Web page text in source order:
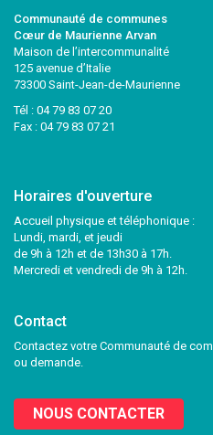
Communauté de communes
Cœur de Maurienne Arvan
Maison de l’intercommunalité
125 avenue d’Italie
73300 Saint-Jean-de-Maurienne
Tél : 04 79 83 07 20
Fax : 04 79 83 07 21
Horaires d'ouverture
Accueil physique et téléphonique :
Lundi, mardi, et jeudi
de 9h à 12h et de 13h30 à 17h.
Mercredi et vendredi de 9h à 12h.
Contact
Contactez votre Communauté de
ou demande.
NOUS CONTACTER